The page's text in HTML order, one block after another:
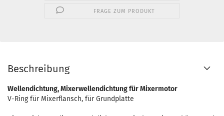
FRAGE ZUM PRODUKT
Beschreibung
Wellendichtung, Mixerwellendichtung für Mixermotor
V-Ring für Mixerflansch, für Grundplatte